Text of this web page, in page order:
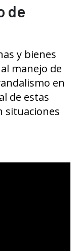
de
y bienes
manejo de
en
de estas
situaciones